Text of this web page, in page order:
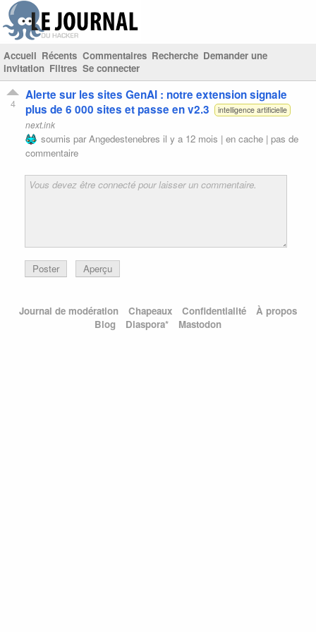
Accueil Récents Commentaires Recherche Demander une
invitation Filtres Se connecter
4
Alerte sur les sites GenAI : notre extension signale
plus de 6 000 sites et passe en v2.3
intelligence artificielle
next.ink
soumis parAngedestenebres il y a 12 mois | en cache | pas de
commentaire
Poster Aperçu
Journal de modération Chapeaux Confidentialité
À propos
Blog
Diaspora* Mastodon